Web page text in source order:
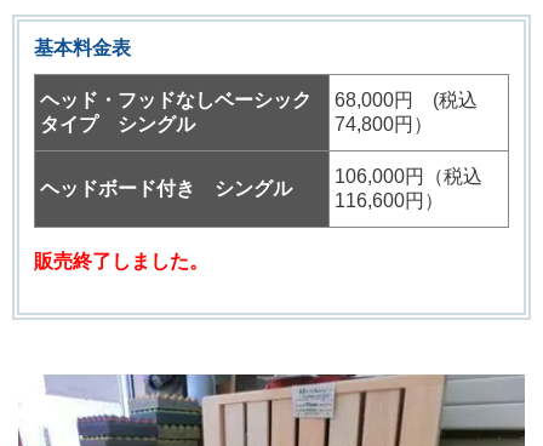
基本料金表
ヘッド・フッドなしベーシック
タイプ シングル
68,000円 (税込
74,800円）
ヘッドボード付き シングル
106,000円（税込
116,600円）
販売終了しました。